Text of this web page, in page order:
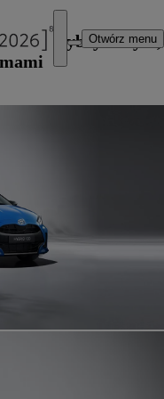
Otwórz menu
hybrydowym,